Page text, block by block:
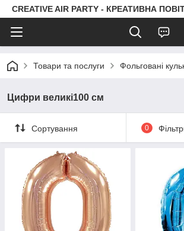
CREATIVE AIR PARTY - КРЕАТИВНА
Товари та послуги Фольговані
Цифри великі100 см
Сортування 0